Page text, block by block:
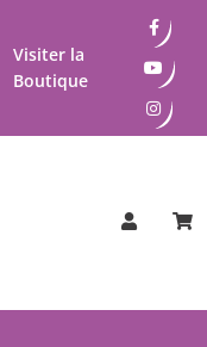
Visiter la
Boutique